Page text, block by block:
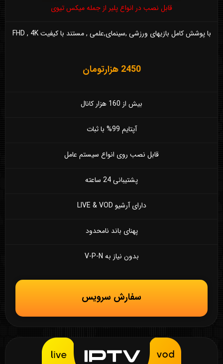
قابل نصب در انواع پلیر از جمله میکس تیوی
با پوشش کامل بازیهای ورزشی ,سینمای,علمی , مستند با کیفیت FHD , 4K
2450 هزارتومان
بیش از 160 هزار کانال
آپتایم 99% با ثبات
قابل نصب روی انواع سیستم عامل
پشتیبانی 24 ساعته
دارای آرشیو LIVE & VOD
پهنای باند نامحدود
بدون نیاز به V-P-N
سفارش سرویس